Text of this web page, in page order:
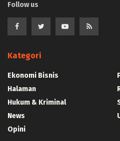
Follow us
Kategori
Ekonomi Bisnis
Halaman
Hukum & Kriminal
News
Opini